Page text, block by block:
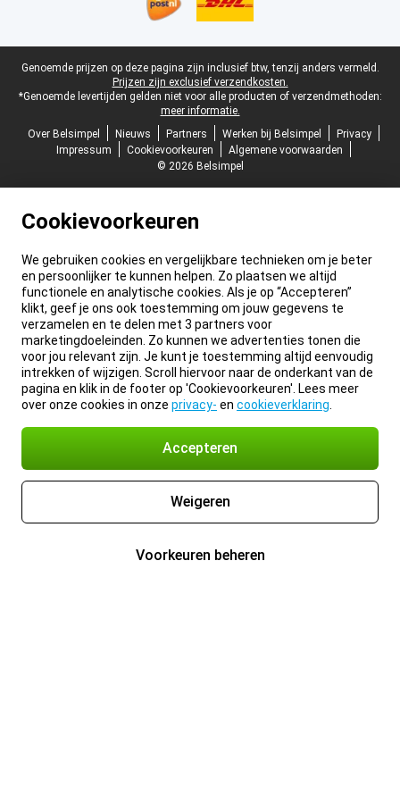
Juridische voettekst
Genoemde prijzen op deze pagina zijn inclusief btw, tenzij anders vermeld.
Prijzen zijn exclusief verzendkosten.
*Genoemde levertijden gelden niet voor alle producten of verzendmethoden:
meer informatie.
Over Belsimpel
Nieuws Partners Werken bij Belsimpel
Privacy
Impressum
Cookievoorkeuren
Algemene voorwaarden
© 2026 Belsimpel
Cookievoorkeuren
We gebruiken cookies en vergelijkbare technieken om je beter
en persoonlijker te kunnen helpen. Zo plaatsen we altijd
functionele en analytische cookies. Als je op “Accepteren”
klikt, geef je ons ook toestemming om jouw gegevens te
verzamelen en te delen met 3 partners voor
marketingdoeleinden. Zo kunnen we advertenties tonen die
voor jou relevant zijn. Je kunt je toestemming altijd eenvoudig
intrekken of wijzigen. Scroll hiervoor naar de onderkant van de
pagina en klik in de footer op 'Cookievoorkeuren'. Lees meer
over onze cookies in onze privacy- en cookieverklaring
Accepteren
Weigeren
Voorkeuren beheren